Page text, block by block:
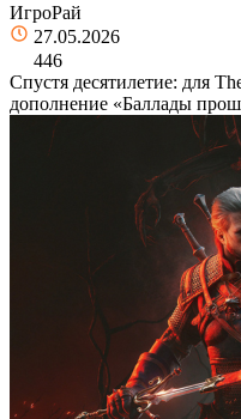
ИгроРай
27.05.2026
446
Спустя десятилетие: для
дополнение «Баллады